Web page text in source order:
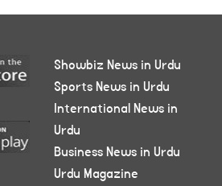
Showbiz News in Urdu
Sports News in Urdu
International News in
Urdu
Business News in Urdu
Urdu Magazine